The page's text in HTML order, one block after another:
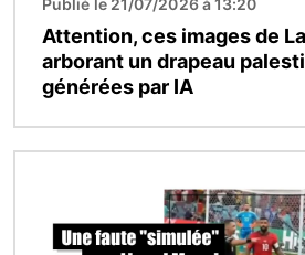
Attention, ces images de
arborant un drapeau
générées par IA